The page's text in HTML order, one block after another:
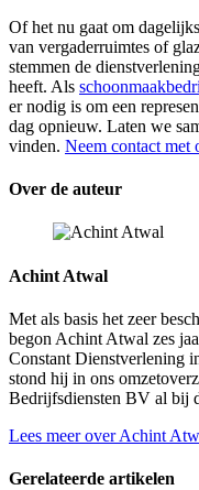
Of het nu gaat om dagelijks
van vergaderruimtes of
stemmen de
heeft. Als
er nodig is om een
dag opnieuw. Laten we
vinden. Neem contact met
Over de auteur
Achint Atwal
Met als basis het zeer
begon Achint Atwal zes
Constant Dienstverlening
stond hij in ons
Bedrijfsdiensten BV al bij
Lees meer over Achint
Gerelateerde artikelen